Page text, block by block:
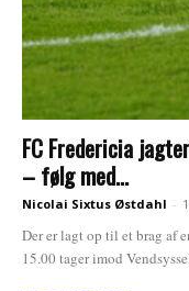
FC Fredericia
– følg med...
Nicolai Sixtus Østdahl -
Der er lagt op til et brag af
15.00 tager imod